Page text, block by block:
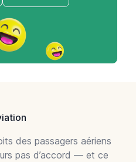
des passagers aériens
pas d’accord — et ce